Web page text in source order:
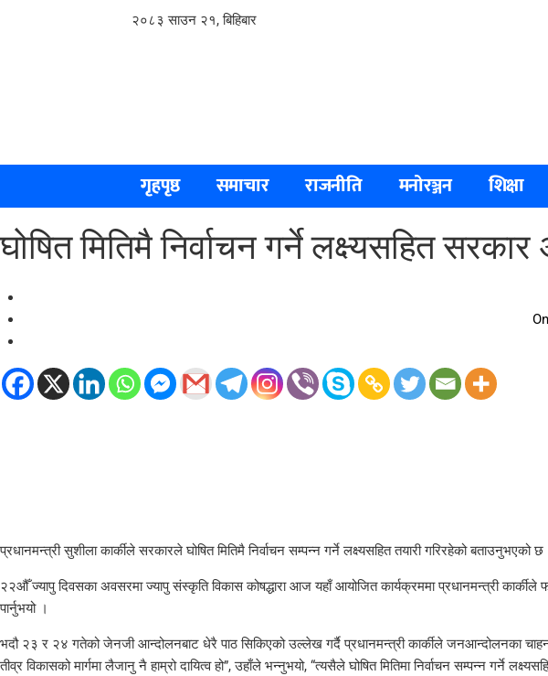
२०८३ साउन २१, बिहिबार
गृहपृष्ठ समाचार राजनीति मनोरञ्जन शिक्षा
घोषित मितिमै निर्वाचन गर्ने लक्ष्यसहित
प्रधानमन्त्री सुशीला कार्कीले सरकारले घोषित मितिमै निर्वाचन सम्पन्न गर्ने लक्ष्यसहित तयारी गरिरहेको बताउनुभएको छ
२२औँ ज्यापु दिवसका अवसरमा ज्यापु संस्कृति विकास कोषद्धारा आज यहाँ आयोजित कार्यक्रममा प्रधानमन्त्री कार्कीले
पार्नुभयो ।
भदौ २३ र २४ गतेको जेनजी आन्दोलनबाट धेरै पाठ सिकिएको उल्लेख गर्दै प्रधानमन्त्री कार्कीले जनआन्दोलनका
तीव्र विकासको मार्गमा लैजानु नै हाम्रो दायित्व हो”, उहाँले भन्नुभयो, “त्यसैले घोषित मितिमा निर्वाचन सम्पन्न गर्ने